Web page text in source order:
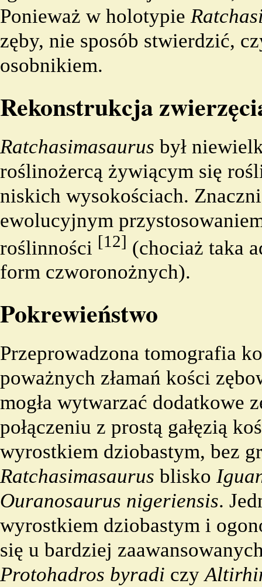
Ponieważ w holotypie
zęby, nie sposób stwierdzić,
osobnikiem.
Rekonstrukcja
Ratchasimasaurus był
roślinożercą żywiącym się
niskich wysokościach.
ewolucyjnym
roślinności [12] (chociaż taka
form czworonożnych).
Pokrewieństwo
Przeprowadzona tomografia
poważnych złamań kości
mogła wytwarzać dodatkowe
połączeniu z prostą gałęzią
wyrostkiem dziobastym, bez
Ratchasimasaurus blisko
Ouranosaurus nigeriensis.
wyrostkiem dziobastym i
się u bardziej
Protohadros byradi czy